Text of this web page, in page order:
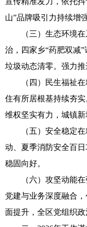
山”品牌吸引力持续增强
（三）生态环境在系
治，四家乡“药肥双减
垃圾动态清零。强力
（四）民生福祉在精
住有所居根基持续夯
维权坚实有力，城镇
（五）安全稳定在精
动、夏季消防安全百
稳固向好。
（六）攻坚动能在强
党建与业务深度融合
面提升，全区党组织